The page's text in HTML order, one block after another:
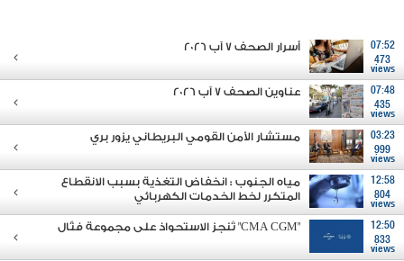
07:52
473
views
أسرار الصحف 7 آب 2026
07:48
435
views
عناوين الصحف 7 آب 2026
03:23
999
views
مستشار الأمن القومي البريطاني يزور بري
12:58
804
views
مياه الجنوب : انخفاض التغذية بسبب الانقطاع
المتكرر لخط الخدمات الكهربائي
12:50
833
views
"CMA CGM" تُنجز الاستحواذ على مجموعة فتّال